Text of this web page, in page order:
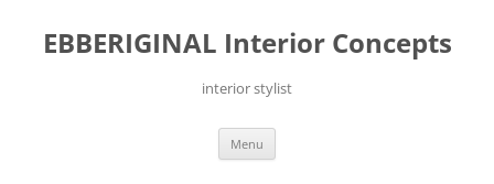
inhoud
EBBERIGINAL Interior Concepts
interior stylist
Menu